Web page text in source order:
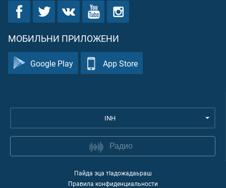
МОБИЛЬНИ ПРИЛОЖЕНИ
Google Play App Store
INH
Радио
Пайда эца тIадожадаьраш
Правила конфиденциальности